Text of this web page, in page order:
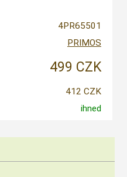
4PR65501
PRIMOS
499 CZK
412 CZK
ihned